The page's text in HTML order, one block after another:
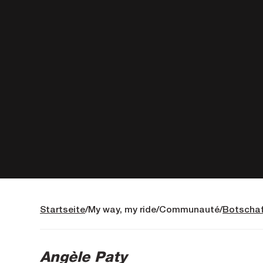
Startseite My way, my ride Communauté
Angèle Paty